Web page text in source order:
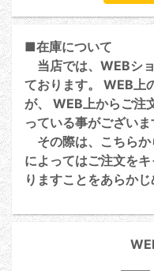
■在庫について
当店では、WEBシ
ております。 WEB上
が、 WEB上からご注
っている事がございま
その際は、こちらか
によってはご注文を
りますことをあらかじ